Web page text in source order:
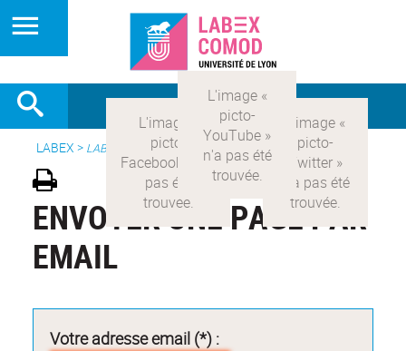
LABEX > LABEX COMOD
ENVOYER UNE PAGE PAR
EMAIL
Votre adresse email (*) :